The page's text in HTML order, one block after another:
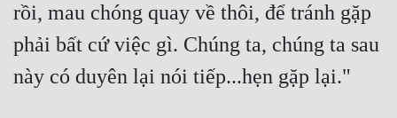
rồi, mau chóng quay về thôi, để tránh gặp
phải bất cứ việc gì. Chúng ta, chúng ta sau
này có duyên lại nói tiếp...hẹn gặp lại."